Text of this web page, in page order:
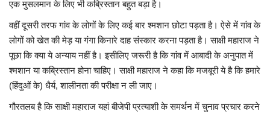
एक मुसलमान के लिए भी कब्रिस्तान बहुत बड़ा है।
वहीं दूसरी तरफ गांव के लोगों के लिए कई बार श्मशान छोटा पड़ता है। ऐसे में गांव के
लोगों को खेत की मेड़ या गंगा किनारे दाह संस्कार करना पड़ता है। साक्षी महाराज ने
पूछा कि क्या ये अन्याय नहीं है। इसीलिए जरूरी है कि गांव में आबादी के अनुपात में
श्मशान या कब्रिस्तान होना चाहिए। साक्षी महाराज ने कहा कि मजबूरी ये है कि हमारे
(हिंदुओं के) धैर्य, शालीनता की परीक्षा न ली जाए।
गौरतलब है कि साक्षी महाराज यहां बीजेपी प्रत्याशी के समर्थन में चुनाव प्रचार करने